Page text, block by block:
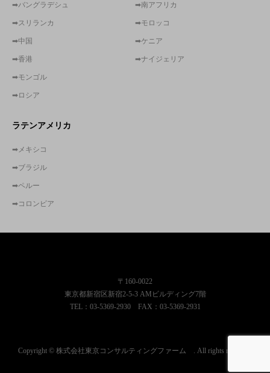
➡バングラデシュ
➡スリランカ
➡中国
➡香港
➡モンゴル
➡ロシア
➡南アフリカ
➡モロッコ
➡ケニア
➡ナイジェリア
ラテンアメリカ
➡メキシコ
➡ブラジル
➡ペルー
➡コロンビア
〒160-0022
東京都新宿区新宿2-5-3 AMビルディング7階
TEL：03-5369-2930 FAX：03-5369-2931
Copyright © 株式会社東京コンサルティングファーム . All rights reserved.